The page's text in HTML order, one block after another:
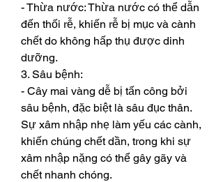
- Thừa nước: Thừa nước có thể dẫn
đến thối rễ, khiến rễ bị mục và cành
chết do không hấp thụ được dinh
dưỡng.
3. Sâu bệnh:
- Cây mai vàng dễ bị tấn công bởi
sâu bệnh, đặc biệt là sâu đục thân.
Sự xâm nhập nhẹ làm yếu các cành,
khiến chúng chết dần, trong khi sự
xâm nhập nặng có thể gây gãy và
chết nhanh chóng.